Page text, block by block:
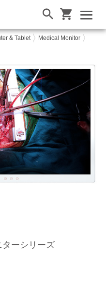
& Tablet
Medical Monitor
ーシリーズ